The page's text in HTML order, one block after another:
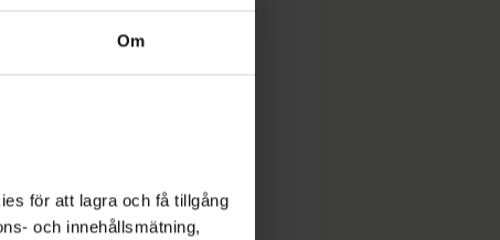
Om
för att lagra och få tillgång
och innehållsmätning,